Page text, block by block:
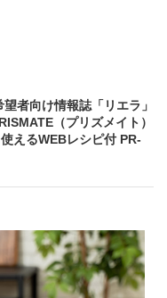
者向け情報誌「リエラ」
（プリズメイト）
えるWEBレシピ付 PR-